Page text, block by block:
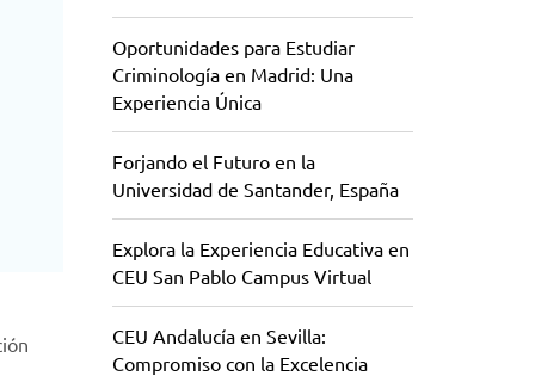
Oportunidades para Estudiar
Criminología en Madrid: Una
Experiencia Única
Forjando el Futuro en la
Universidad de Santander, España
Explora la Experiencia Educativa en
CEU San Pablo Campus Virtual
CEU Andalucía en Sevilla:
Compromiso con la Excelencia